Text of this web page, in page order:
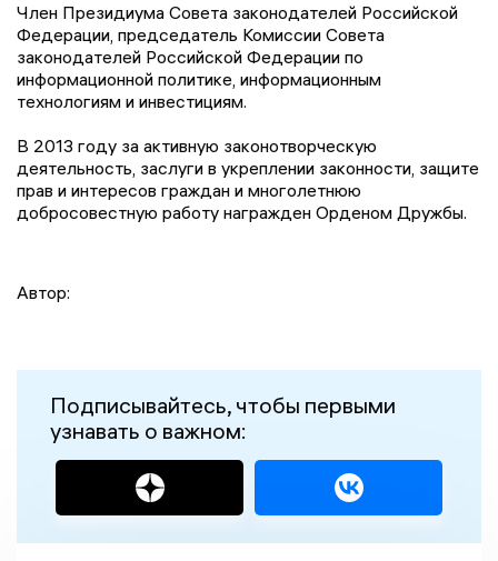
Член Президиума Совета законодателей Российской
Федерации, председатель Комиссии Совета
законодателей Российской Федерации по
информационной политике, информационным
технологиям и инвестициям.
В 2013 году за активную законотворческую
деятельность, заслуги в укреплении законности, защите
прав и интересов граждан и многолетнюю
добросовестную работу награжден Орденом Дружбы.
Автор:
Подписывайтесь, чтобы первыми
узнавать о важном: